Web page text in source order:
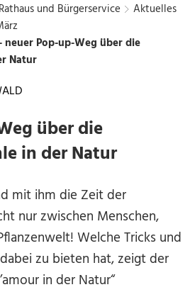
Rathaus und Bürgerservice
Aktuelles
neuer Pop-up-Weg über die
Natur
über die
in der Natur
mit ihm die Zeit der
nur zwischen Menschen,
Welche Tricks und
zu bieten hat, zeigt der
in der Natur“